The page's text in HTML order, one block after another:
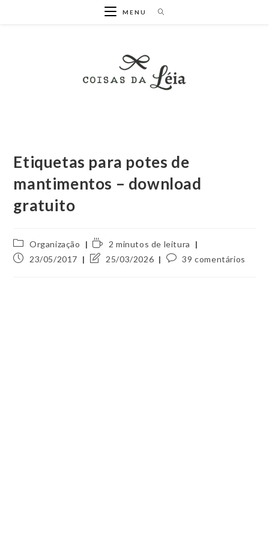
MENU
Etiquetas para potes de
mantimentos – download
gratuito
Categoria
do
post:
Organização
Tempo
de
leitura:
2 minutos de leitura
Post23/05/2017
Última25/03/2026
Comentários
39 comentários